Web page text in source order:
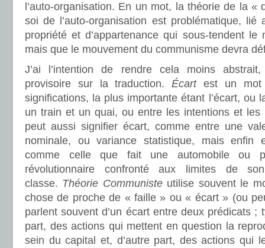
l’auto-organisation. En un mot, la théorie de la «
soi de l’auto-organisation est problématique,
propriété et d’appartenance qui sous-tendent le
mais que le mouvement du communisme devra
J’ai l’intention de rendre cela moins
provisoire sur la traduction.Écartest un mot
significations, la plus importante étant l’écart, ou
un train et un quai, ou entre les intentions et les
peut aussi signifier écart, comme entre une
nominale, ou variance statistique, mais enfin
comme celle que fait une automobile ou
révolutionnaire confronté aux limites de
classe. Théorie Communisteutilise souvent le
chose de proche de « faille » ou « écart » (ou
parlent souvent d’un écart entre deux prédicats ;
part, des actions qui mettent en question la
sein du capital et, d’autre part, des actions qui